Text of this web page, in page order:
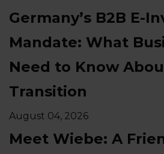
Germany’s B2B E-
Mandate: What
Need to Know
Transition
August 04, 2026
Meet Wiebe: A